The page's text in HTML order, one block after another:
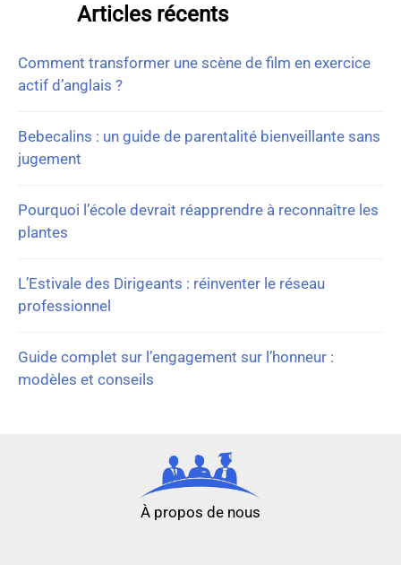
Articles récents
Comment transformer une scène de film en exercice
actif d’anglais ?
Bebecalins : un guide de parentalité bienveillante sans
jugement
Pourquoi l’école devrait réapprendre à reconnaître les
plantes
L’Estivale des Dirigeants : réinventer le réseau
professionnel
Guide complet sur l’engagement sur l’honneur :
modèles et conseils
À propos de nous